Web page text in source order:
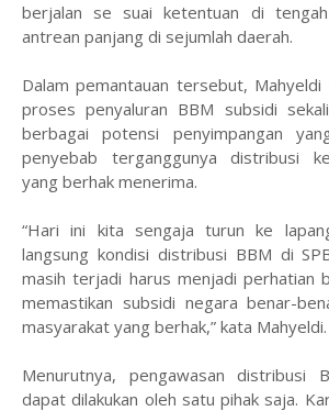
berjalan se suai ketentuan di
antrean panjang di sejumlah daerah.
Dalam pemantauan tersebut, Mahyeldi
proses penyaluran BBM subsidi
berbagai potensi penyimpangan
penyebab terganggunya distribusi
yang berhak menerima.
“Hari ini kita sengaja turun ke
langsung kondisi distribusi BBM di
masih terjadi harus menjadi perhatian
memastikan subsidi negara benar-
masyarakat yang berhak,” kata Mahyeldi.
Menurutnya, pengawasan distribusi
dapat dilakukan oleh satu pihak saja.